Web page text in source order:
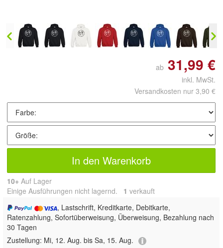
ab 31,99 €
inkl. MwSt.
Versandkosten nur 3,90 €
In den Warenkorb
10+ Auf Lager
Einige Ausführungen nicht lagernd. 1 verkauft
, Lastschrift, Kreditkarte, Debitkarte,
Ratenzahlung, Sofortüberweisung, Überweisung, Bezahlung nach
30 Tagen
Zustellung: Mi, 12. Aug. bis Sa, 15. Aug.